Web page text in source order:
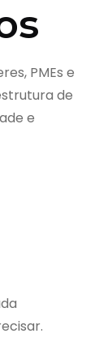
PMEs e
de
e